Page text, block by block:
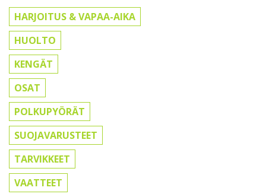
HARJOITUS & VAPAA-AIKA
HUOLTO
KENGÄT
OSAT
POLKUPYÖRÄT
SUOJAVARUSTEET
TARVIKKEET
VAATTEET